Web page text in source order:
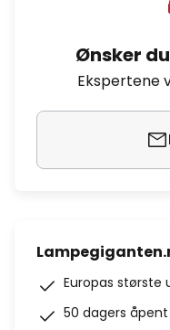
Ønsker
Ekspertene
Europas største
50 dagers åpent